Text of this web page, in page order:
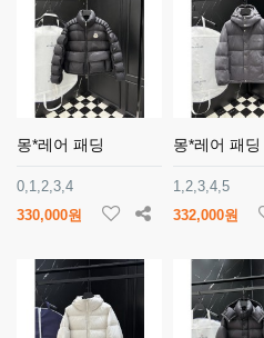
몽*레어 패딩
0,1,2,3,4
330,000원
몽*레어 패딩
1,2,3,4,5
332,000원